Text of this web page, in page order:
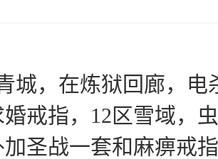
城，在炼狱回廊，
戒指，12区雪域，
加圣战一套和麻痹戒